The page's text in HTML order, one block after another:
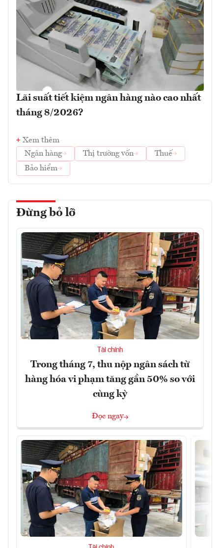
Lãi suất tiết kiệm ngân hàng nào cao nhất
tháng 8/2026?
Xem thêm
Ngân hàng
Thị trường vốn
Thuế
Bảo hiểm
Đừng bỏ lỡ
Tài chính
Trong tháng 7, thu nộp ngân sách từ
hàng hóa vi phạm tăng gần 50% so với
cùng kỳ
Đọc ngay